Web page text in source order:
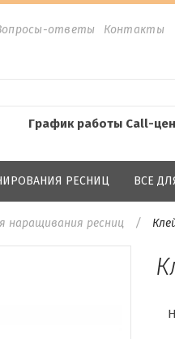
ответы Контакты
График работы Call-
РЕСНИЦ ВСЕ
наращивания ресниц